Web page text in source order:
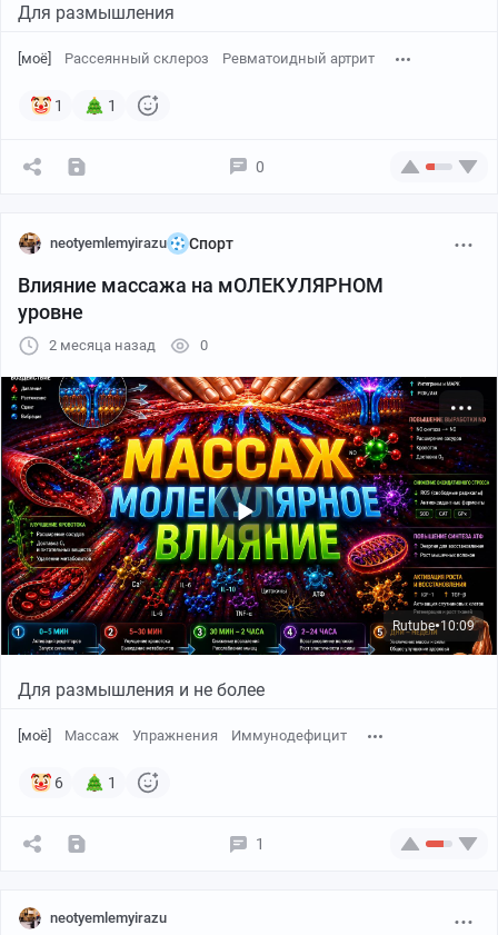
Для размышления
[моё] Рассеянный склероз Ревматоидный артрит
1 1
0
neotyemlemyirazu Спорт
Влияние массажа на мОЛЕКУЛЯРНОМ
уровне
2 месяца назад 0
Rutube● 10:09
Для размышления и не более
[моё] Массаж Упражнения Иммунодефицит
6 1
1
neotyemlemyirazu